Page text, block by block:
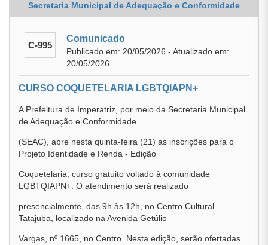
Secretaria Municipal de Adequação e Conformidade
C-995
Comunicado
Publicado em: 20/05/2026 - Atualizado em:
20/05/2026
CURSO COQUETELARIA LGBTQIAPN+
A Prefeitura de Imperatriz, por meio da Secretaria Municipal
de Adequação e Conformidade
(SEAC), abre nesta quinta-feira (21) as inscrições para o
Projeto Identidade e Renda - Edição
Coquetelaria, curso gratuito voltado à comunidade
LGBTQIAPN+. O atendimento será realizado
presencialmente, das 9h às 12h, no Centro Cultural
Tatajuba, localizado na Avenida Getúlio
Vargas, nº 1665, no Centro. Nesta edição, serão ofertadas